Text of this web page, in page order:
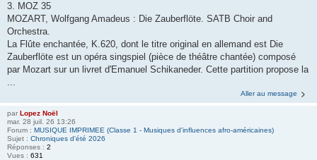
3. MOZ 35
MOZART, Wolfgang Amadeus : Die Zauberflöte. SATB Choir and
Orchestra.
La Flûte enchantée, K.620, dont le titre original en allemand est Die
Zauberflöte est un opéra singspiel (pièce de théâtre chantée) composé
par Mozart sur un livret d'Emanuel Schikaneder. Cette partition propose la
...
Aller au message
par Lopez Noël
mar. 28 juil. 26 13:26
Forum : MUSIQUE IMPRIMEE (Classe 1 - Musiques d'influences afro-américaines)
Sujet : Chroniques d'été 2026
Réponses : 2
Vues : 631